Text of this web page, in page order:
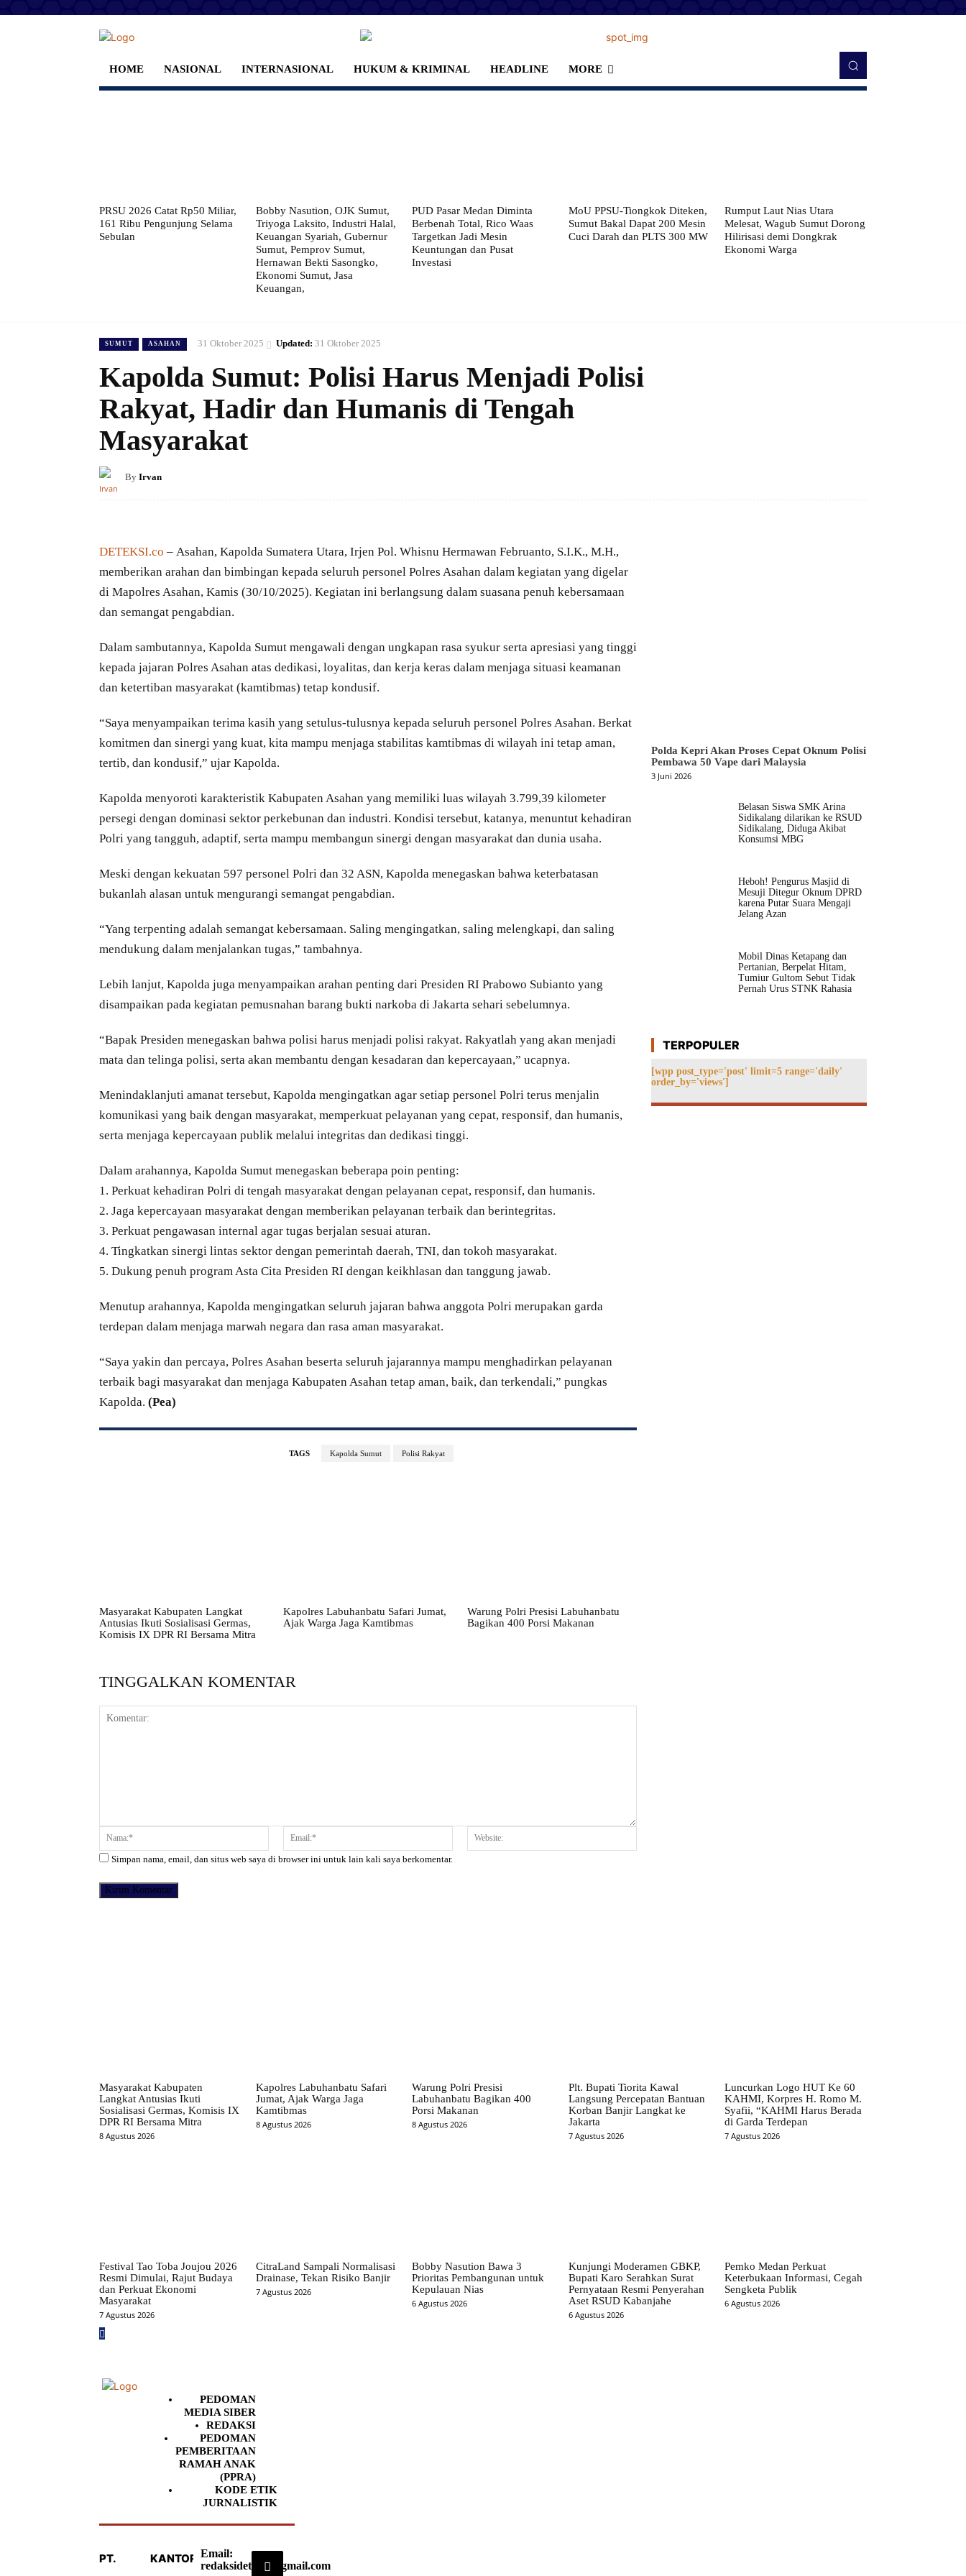
HOME NASIONAL INTERNASIONAL HUKUM & KRIMINAL HEADLINE MORE
PRSU 2026 Catat Rp50 Miliar,
161 Ribu Pengunjung Selama
Sebulan
Bobby Nasution, OJK Sumut,
Triyoga Laksito, Industri Halal,
Keuangan Syariah, Gubernur
Sumut, Pemprov Sumut,
Hernawan Bekti Sasongko,
Ekonomi Sumut, Jasa
Keuangan,
PUD Pasar Medan Diminta
Berbenah Total, Rico Waas
Targetkan Jadi Mesin
Keuntungan dan Pusat
Investasi
MoU PPSU-Tiongkok Diteken,
Sumut Bakal Dapat 200 Mesin
Cuci Darah dan PLTS 300 MW
Rumput Laut Nias Utara
Melesat, Wagub Sumut Dorong
Hilirisasi demi Dongkrak
Ekonomi Warga
SUMUT ASAHAN 31 Oktober 2025 Updated: 31 Oktober 2025
Kapolda Sumut: Polisi Harus Menjadi Polisi
Rakyat, Hadir dan Humanis di Tengah
Masyarakat
By Irvan
DETEKSI.co – Asahan, Kapolda Sumatera Utara, Irjen Pol. Whisnu Hermawan Februanto, S.I.K., M.H.,
memberikan arahan dan bimbingan kepada seluruh personel Polres Asahan dalam kegiatan yang digelar
di Mapolres Asahan, Kamis (30/10/2025). Kegiatan ini berlangsung dalam suasana penuh kebersamaan
dan semangat pengabdian.
Dalam sambutannya, Kapolda Sumut mengawali dengan ungkapan rasa syukur serta apresiasi yang tinggi
kepada jajaran Polres Asahan atas dedikasi, loyalitas, dan kerja keras dalam menjaga situasi keamanan
dan ketertiban masyarakat (kamtibmas) tetap kondusif.
“Saya menyampaikan terima kasih yang setulus-tulusnya kepada seluruh personel Polres Asahan. Berkat
komitmen dan sinergi yang kuat, kita mampu menjaga stabilitas kamtibmas di wilayah ini tetap aman,
tertib, dan kondusif,” ujar Kapolda.
Kapolda menyoroti karakteristik Kabupaten Asahan yang memiliki luas wilayah 3.799,39 kilometer
persegi dengan dominasi sektor perkebunan dan industri. Kondisi tersebut, katanya, menuntut kehadiran
Polri yang tangguh, adaptif, serta mampu membangun sinergi dengan masyarakat dan dunia usaha.
Meski dengan kekuatan 597 personel Polri dan 32 ASN, Kapolda menegaskan bahwa keterbatasan
bukanlah alasan untuk mengurangi semangat pengabdian.
“Yang terpenting adalah semangat kebersamaan. Saling mengingatkan, saling melengkapi, dan saling
mendukung dalam menjalankan tugas,” tambahnya.
Lebih lanjut, Kapolda juga menyampaikan arahan penting dari Presiden RI Prabowo Subianto yang
disampaikan pada kegiatan pemusnahan barang bukti narkoba di Jakarta sehari sebelumnya.
“Bapak Presiden menegaskan bahwa polisi harus menjadi polisi rakyat. Rakyatlah yang akan menjadi
mata dan telinga polisi, serta akan membantu dengan kesadaran dan kepercayaan,” ucapnya.
Menindaklanjuti amanat tersebut, Kapolda mengingatkan agar setiap personel Polri terus menjalin
komunikasi yang baik dengan masyarakat, memperkuat pelayanan yang cepat, responsif, dan humanis,
serta menjaga kepercayaan publik melalui integritas dan dedikasi tinggi.
Dalam arahannya, Kapolda Sumut menegaskan beberapa poin penting:
1. Perkuat kehadiran Polri di tengah masyarakat dengan pelayanan cepat, responsif, dan humanis.
2. Jaga kepercayaan masyarakat dengan memberikan pelayanan terbaik dan berintegritas.
3. Perkuat pengawasan internal agar tugas berjalan sesuai aturan.
4. Tingkatkan sinergi lintas sektor dengan pemerintah daerah, TNI, dan tokoh masyarakat.
5. Dukung penuh program Asta Cita Presiden RI dengan keikhlasan dan tanggung jawab.
Menutup arahannya, Kapolda mengingatkan seluruh jajaran bahwa anggota Polri merupakan garda
terdepan dalam menjaga marwah negara dan rasa aman masyarakat.
“Saya yakin dan percaya, Polres Asahan beserta seluruh jajarannya mampu menghadirkan pelayanan
terbaik bagi masyarakat dan menjaga Kabupaten Asahan tetap aman, baik, dan terkendali,” pungkas
Kapolda. (Pea)
TAGS Kapolda Sumut Polisi Rakyat
Masyarakat Kabupaten Langkat
Antusias Ikuti Sosialisasi Germas,
Komisis IX DPR RI Bersama Mitra
Kapolres Labuhanbatu Safari Jumat,
Ajak Warga Jaga Kamtibmas
Warung Polri Presisi Labuhanbatu
Bagikan 400 Porsi Makanan
TINGGALKAN KOMENTAR
Komentar: Nama:* Email:*
Simpan nama, email, dan situs web saya di browser ini untuk lain kali saya berkomentar.
Polda Kepri Akan Proses Cepat Oknum Polisi
Pembawa 50 Vape dari Malaysia
3 Juni 2026
Belasan Siswa SMK Arina
Sidikalang dilarikan ke RSUD
Sidikalang, Diduga Akibat
Konsumsi MBG
Heboh! Pengurus Masjid di
Mesuji Ditegur Oknum DPRD
karena Putar Suara Mengaji
Jelang Azan
Mobil Dinas Ketapang dan
Pertanian, Berpelat Hitam,
Tumiur Gultom Sebut Tidak
Pernah Urus STNK Rahasia
TERPOPULER
[wpp post_type='post' limit=5 range='daily'
order_by='views']
Masyarakat Kabupaten
Langkat Antusias Ikuti
Sosialisasi Germas, Komisis IX
DPR RI Bersama Mitra
8 Agustus 2026
Kapolres Labuhanbatu Safari
Jumat, Ajak Warga Jaga
Kamtibmas
8 Agustus 2026
Warung Polri Presisi
Labuhanbatu Bagikan 400
Porsi Makanan
8 Agustus 2026
Plt. Bupati Tiorita Kawal
Langsung Percepatan Bantuan
Korban Banjir Langkat ke
Jakarta
7 Agustus 2026
Luncurkan Logo HUT Ke 60
KAHMI, Korpres H. Romo M.
Syafii, “KAHMI Harus Berada
di Garda Terdepan
7 Agustus 2026
Festival Tao Toba Joujou 2026
Resmi Dimulai, Rajut Budaya
dan Perkuat Ekonomi
Masyarakat
7 Agustus 2026
CitraLand Sampali Normalisasi
Drainase, Tekan Risiko Banjir
7 Agustus 2026
Bobby Nasution Bawa 3
Prioritas Pembangunan untuk
Kepulauan Nias
6 Agustus 2026
Kunjungi Moderamen GBKP,
Bupati Karo Serahkan Surat
Pernyataan Resmi Penyerahan
Aset RSUD Kabanjahe
6 Agustus 2026
Pemko Medan Perkuat
Keterbukaan Informasi, Cegah
Sengketa Publik
6 Agustus 2026
PEDOMAN
MEDIA SIBER
REDAKSI
PEDOMAN
PEMBERITAAN
RAMAH ANAK
(PPRA)
KODE ETIK
JURNALISTIK
PT.
KANTOR Email:
redaksideteksi@gmail.com